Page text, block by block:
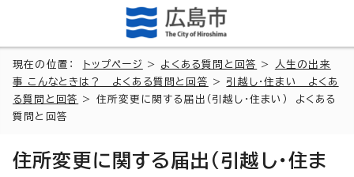
現在の位置： トップページ > よくある質問と回答 >
人生の出来
事 こんなときは？ よくある質問と回答
> 引越し・住まい よくあ
る質問と回答
> 住所変更に関する届出（引越し・住まい） よくある
質問と回答
住所変更に関する届出（引越し・住ま